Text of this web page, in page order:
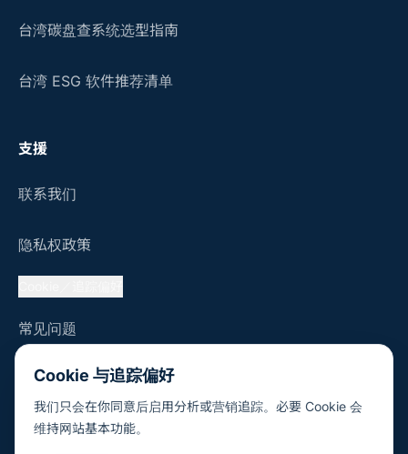
台湾碳盘查系统选型指南
台湾 ESG 软件推荐清单
支援
联系我们
隐私权政策
常见问题
© 2026 Sustaihub, Inc.
Cookie 与追踪偏好
我们只会在你同意后启用分析或营销追踪。必要 Cookie 会
维持网站基本功能。